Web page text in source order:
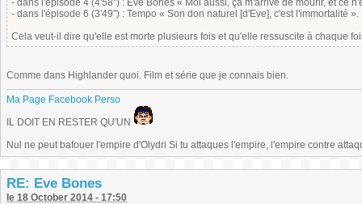
- dans l'épisode 4 (4'58") : Eve Bones « Moi aussi, ça m'arrive de mourir, et ce
- dans l'épisode 6 (3'49") : Tempo « Son don naturel [d'Eve], c'est l'immortalité ».
Cela veut-il dire qu'elle est morte plusieurs fois et qu'elle ressuscite à chaque
Comme dans Highlander quoi. Film et série que je connais bien.
Ma Page Facebook Perso
IL DOIT EN RESTER QU'UN
Nul ne peut bafouer l'empire d'Olydri Si tu attaques l'empire, l'empire contre
RE: Eve Bones
le 18 October 2014 - 17:50